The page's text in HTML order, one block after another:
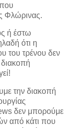
Φλώρινας.
ή έστω
ότι η
του τρένου δεν
διακοπή
την διακοπή
δεν μπορούμε
από κάτι που